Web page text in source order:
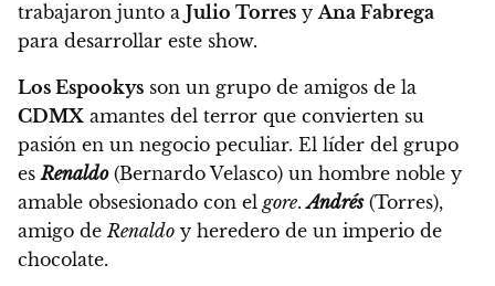
trabajaron junto a Julio Torres y Ana Fabrega
para desarrollar este show.
Los Espookys son un grupo de amigos de la
CDMX amantes del terror que convierten su
pasión en un negocio peculiar. El líder del grupo
es Renaldo(Bernardo Velasco) un hombre noble y
amable obsesionado con el gore. Andrés(Torres),
amigo de Renaldo y heredero de un imperio de
chocolate.